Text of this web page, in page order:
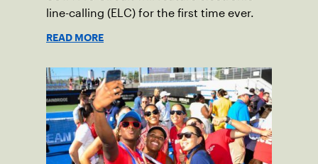
line-calling (ELC) for the first time ever.
READ MORE